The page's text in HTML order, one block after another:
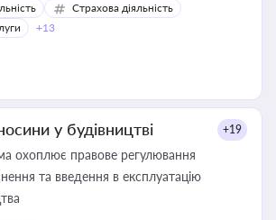
Страхова діяльність
+13
у будівництві +19
охоплює правове регулювання
та введення в експлуатацію